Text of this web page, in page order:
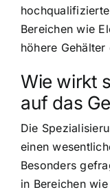
Bereichen wie
höhere
Wie wirkt
auf das
Die
einen
Besonders
in Bereichen